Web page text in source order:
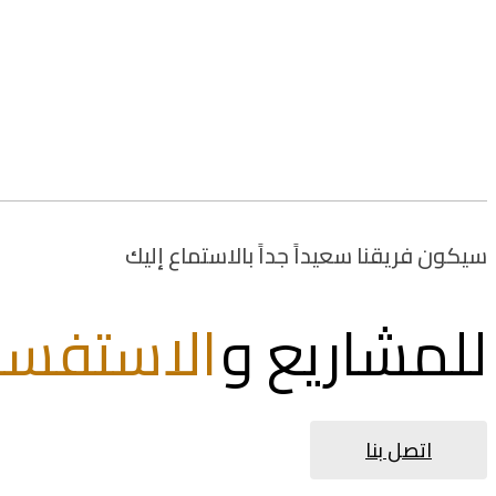
سيكون فريقنا سعيداً جداً بالاستماع إليك
للمشاريع و
اتصل بنا